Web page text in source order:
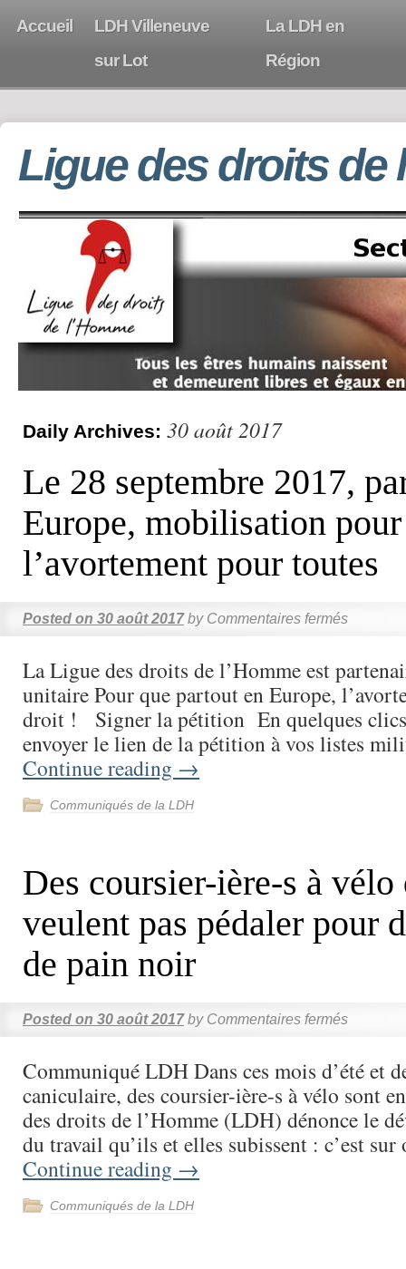
Accueil
LDH Villeneuve
sur Lot
La LDH en
Région
Ligue des droits de
Daily Archives: 30 août 2017
Le 28 septembre 2017,
Europe, mobilisation
l’avortement pour toutes
Posted on 30 août 2017 by Commentaires fermés
La Ligue des droits de l’Homme est
unitaire Pour que partout en Europe,
droit ! Signer la pétition En quelques
envoyer le lien de la pétition à vos listes
Continue reading →
Communiqués de la LDH
Des coursier-ière-s à vélo
veulent pas pédaler pour
de pain noir
Posted on 30 août 2017 by Commentaires fermés
Communiqué LDH Dans ces mois d’été et
caniculaire, des coursier-ière-s à vélo sont
des droits de l’Homme (LDH) dénonce le
du travail qu’ils et elles subissent : c’est
Continue reading →
Communiqués de la LDH